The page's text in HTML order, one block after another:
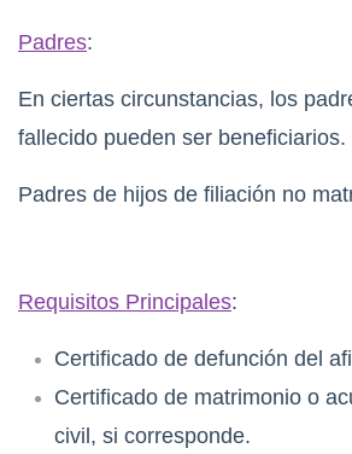
Padres:
En ciertas circunstancias, los
fallecido pueden ser beneficiarios.
Padres de hijos de filiación no
Requisitos Principales:
Certificado de defunción del
Certificado de matrimonio o
civil, si corresponde.